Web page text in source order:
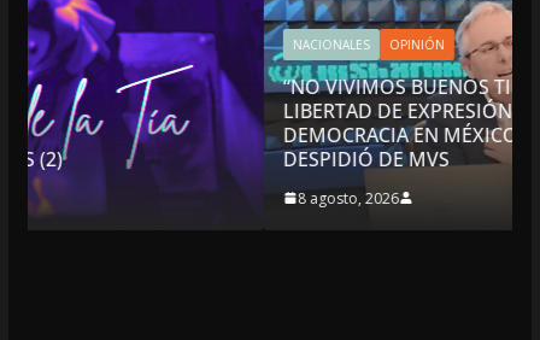
NACIONALES OPINIÓN
“NO VIVIMOS BUENOS TIEMPOS PARA LA
LIBERTAD DE EXPRESIÓN NI PARA LA
DEMOCRACIA EN MÉXICO”: LUIS CÁRDENAS; SE
DESPIDIÓ DE MVS
8 agosto, 2026